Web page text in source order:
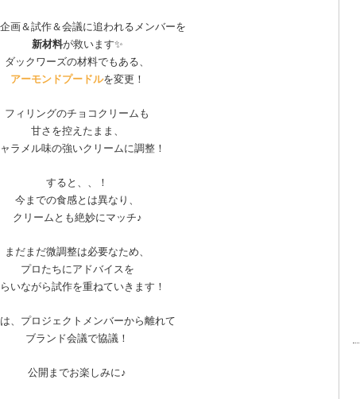
画＆試作＆会議に追われるメンバーを
新材料が救います✨
ダックワーズの材料でもある、
アーモンドプードルを変更！
フィリングのチョコクリームも
甘さを控えたまま、
ラメル味の強いクリームに調整！
すると、、！
今までの食感とは異なり、
クリームとも絶妙にマッチ♪
まだまだ微調整は必要なため、
プロたちにアドバイスを
いながら試作を重ねていきます！
、プロジェクトメンバーから離れて
ブランド会議で協議！
公開までお楽しみに♪